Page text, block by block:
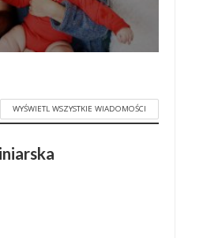
WYŚWIETL WSZYSTKIE WIADOMOŚCI